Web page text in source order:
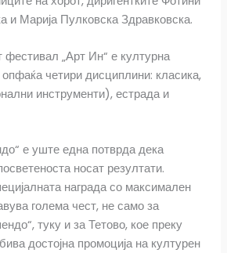
и Марија Пулковска Здравковска.
фестивал „Арт Ин“ е културна
опфаќа четири дисциплини: класика,
инструменти), естрада и
е уште една потврда дека
носат резултати.
награда со максимален
голема чест, не само за
туку и за Тетово, кое преку
достојна промоција на културен